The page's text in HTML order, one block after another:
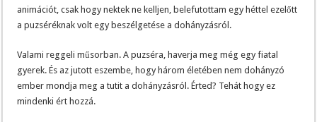
animációt, csak hogy nektek ne kelljen, belefutottam egy héttel ezelőtt
a puzséréknak volt egy beszélgetése a dohányzásról.
Valami reggeli műsorban. A puzséra, haverja meg még egy fiatal
gyerek. És az jutott eszembe, hogy három életében nem dohányzó
ember mondja meg a tutit a dohányzásról. Érted? Tehát hogy ez
mindenki ért hozzá.